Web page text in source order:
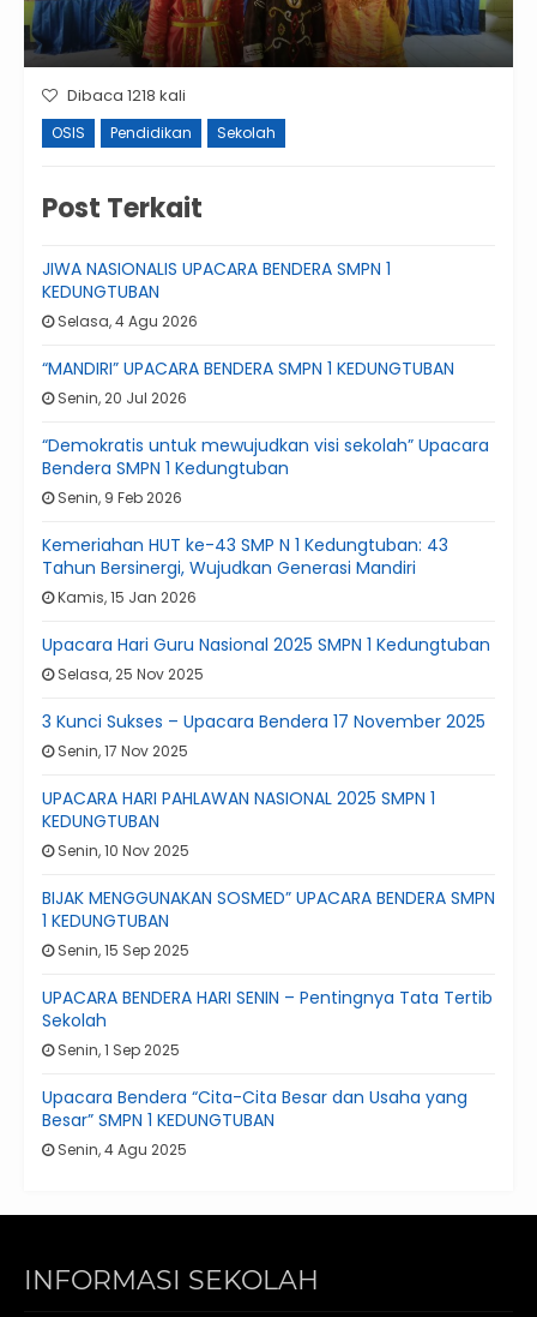
Dibaca 1218 kali
OSIS Pendidikan Sekolah
Post Terkait
JIWA NASIONALIS UPACARA BENDERA SMPN 1
KEDUNGTUBAN
Selasa, 4 Agu 2026
“MANDIRI” UPACARA BENDERA SMPN 1 KEDUNGTUBAN
Senin, 20 Jul 2026
“Demokratis untuk mewujudkan visi sekolah” Upacara
Bendera SMPN 1 Kedungtuban
Senin, 9 Feb 2026
Kemeriahan HUT ke-43 SMP N 1 Kedungtuban: 43
Tahun Bersinergi, Wujudkan Generasi Mandiri
Kamis, 15 Jan 2026
Upacara Hari Guru Nasional 2025 SMPN 1 Kedungtuban
Selasa, 25 Nov 2025
3 Kunci Sukses – Upacara Bendera 17 November 2025
Senin, 17 Nov 2025
UPACARA HARI PAHLAWAN NASIONAL 2025 SMPN 1
KEDUNGTUBAN
Senin, 10 Nov 2025
BIJAK MENGGUNAKAN SOSMED” UPACARA BENDERA SMPN
1 KEDUNGTUBAN
Senin, 15 Sep 2025
UPACARA BENDERA HARI SENIN – Pentingnya Tata Tertib
Sekolah
Senin, 1 Sep 2025
Upacara Bendera “Cita-Cita Besar dan Usaha yang
Besar” SMPN 1 KEDUNGTUBAN
Senin, 4 Agu 2025
INFORMASI SEKOLAH